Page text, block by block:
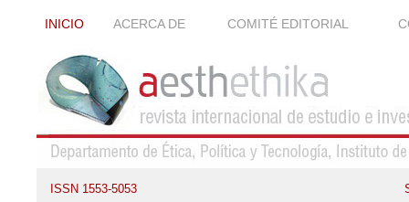
INICIO ACERCA DE COMITÉ EDITORIAL
ISSN 1553-5053